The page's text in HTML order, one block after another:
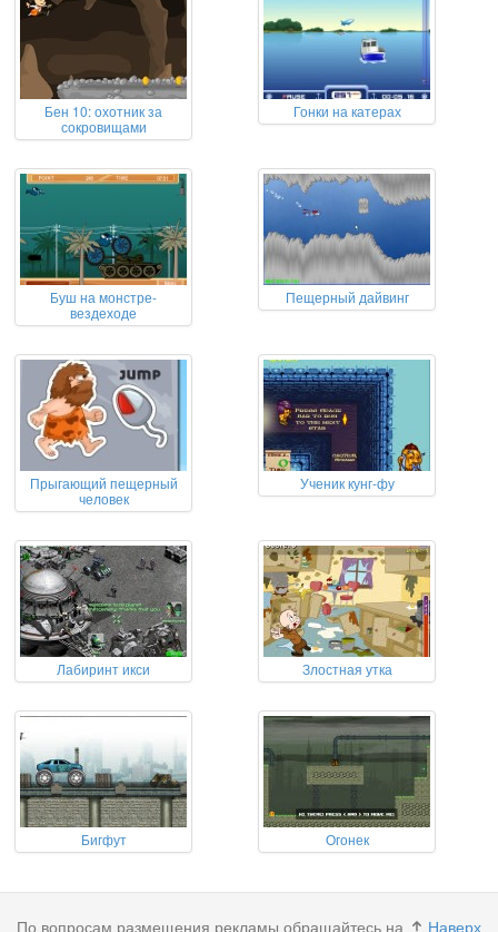
Бен 10: охотник за
сокровищами
Гонки на катерах
Буш на монстре-
вездеходе
Пещерный дайвинг
Прыгающий пещерный
человек
Ученик кунг-фу
Лабиринт икси Злостная утка
Бигфут Огонек
Наверх
По вопросам размещения рекламы обращайтесь на